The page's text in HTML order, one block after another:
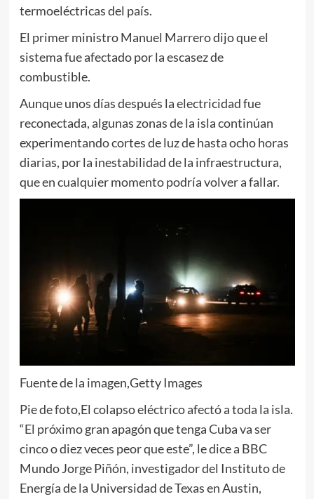
termoeléctricas del país.
El primer ministro Manuel Marrero dijo que el
sistema fue afectado por la escasez de
combustible.
Aunque unos días después la electricidad fue
reconectada, algunas zonas de la isla continúan
experimentando cortes de luz de hasta ocho horas
diarias, por la inestabilidad de la infraestructura,
que en cualquier momento podría volver a fallar.
Fuente de la imagen,Getty Images
Pie de foto,El colapso eléctrico afectó a toda la isla.
“El próximo gran apagón que tenga Cuba va ser
cinco o diez veces peor que este”, le dice a BBC
Mundo Jorge Piñón, investigador del Instituto de
Energía de la Universidad de Texas en Austin,